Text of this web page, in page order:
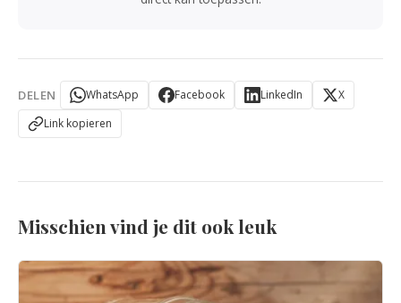
DELEN WhatsApp Facebook LinkedIn
X
Link kopieren
Misschien vind je dit ook leuk